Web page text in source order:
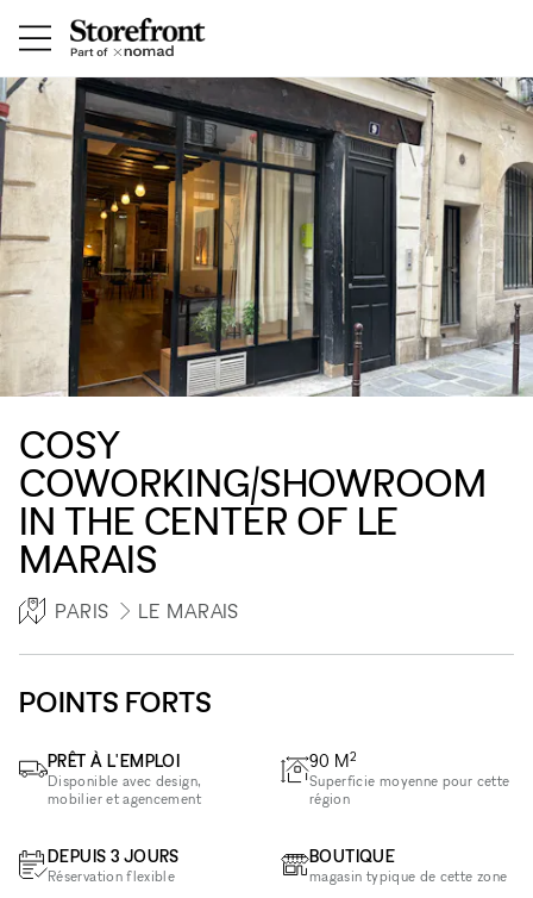
COSY
COWORKING/SHOWROOM
IN THE CENTER OF LE
MARAIS
PARIS LE MARAIS
POINTS FORTS
PRÊT À L'EMPLOI
Disponible avec design,
mobilier et agencement
DEPUIS 3 JOURS
Réservation flexible
90 M2
Superficie moyenne pour cette
région
BOUTIQUE
magasin typique de cette zone